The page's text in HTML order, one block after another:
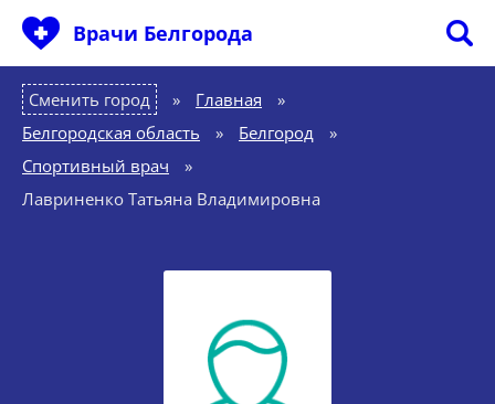
Врачи Белгорода
Сменить город Главная
»
Белгородская область
» Белгород
»
Спортивный врач
»
Лавриненко Татьяна Владимировна